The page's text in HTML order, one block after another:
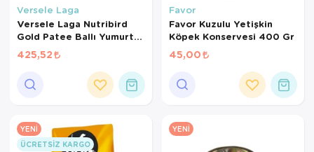
Versele Laga
Versele Laga Nutribird
Gold Patee Ballı Yumurtalı
Kanarya Maması (1 KG
BÖLÜNMÜŞ)
425,52
Favor
Favor Kuzulu Yetişkin
Köpek Konservesi 400 Gr
45,00
YENI
ÜCRETSIZ KARGO
YENI